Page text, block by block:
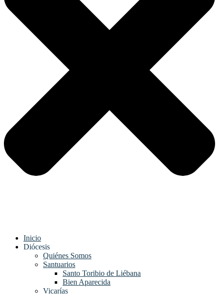
Inicio
Diócesis
Quiénes Somos
Santuarios
Santo Toribio de Liébana
Bien Aparecida
Vicarías